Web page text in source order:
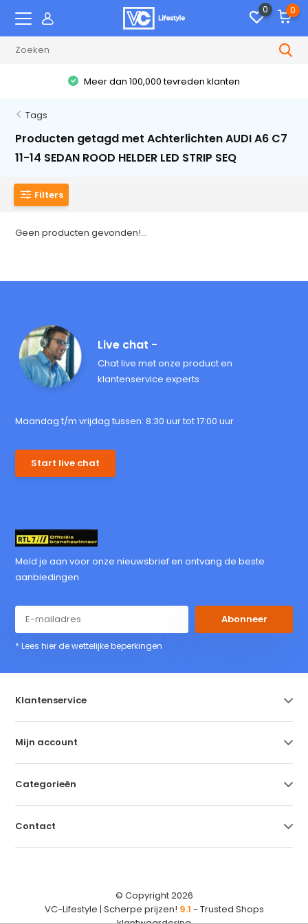
0 0
Meer dan 100,000 tevreden klanten
Tags
Producten getagd met Achterlichten AUDI A6 C7
11-14 SEDAN ROOD HELDER LED STRIP SEQ
Filters
Geen producten gevonden!...
Live chat -
Chat live met onze product en
klantenservice experts
Maandag t/m vrijdag tussen: 8:30 uur tot 17:00 uur
Start live chat
Meld je aan voor onze nieuwsbrief en ontvang de beste
aanbiedingen.
Abonneer
* Lees hier de wettelijke beperkingen
Klantenservice
Mijn account
Categorieën
Contact
© Copyright 2026
VC-Lifestyle | Scherpe prijzen! 9.1 - Trusted Shops